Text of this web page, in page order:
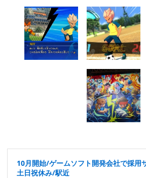
10月開始/ゲームソフト開発会社で採用
土日祝休み/駅近